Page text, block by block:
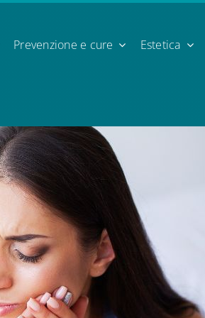
Prevenzione e cure Estetica